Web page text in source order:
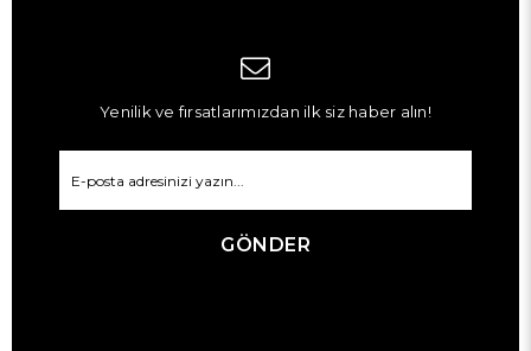
Yenilik ve fırsatlarımızdan ilk siz haber alın!
GÖNDER